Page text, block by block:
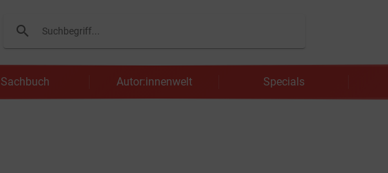
search
Suchen
Sachbuch Autor:innenwelt Specials